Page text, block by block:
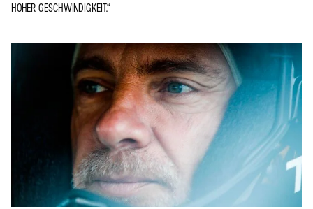
HOHER GESCHWINDIGKEIT.“